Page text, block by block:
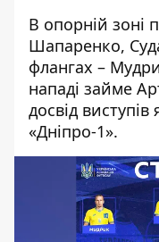
В опорній зоні
Шапаренко,
флангах –
нападі займе
досвід виступів
«Дніпро-1».